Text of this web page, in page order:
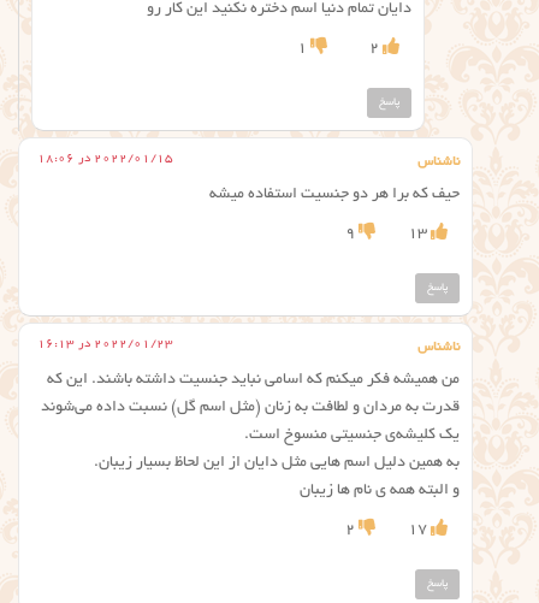
دایان تمام دنیا اسم دختره نکنید این کار رو
2
1
پاسخ
ناشناس 2022/01/15 در 18:06
حیف که برا هر دو جنسیت استفاده میشه
13
9
پاسخ
ناشناس 2022/01/23 در 16:13
من همیشه فکر میکنم که اسامی نباید جنسیت داشته باشند. این که
قدرت به مردان و لطافت به زنان (مثل اسم گل) نسبت داده می‌شوند
یک کلیشه‌ی جنسیتی منسوخ است.
به همین دلیل اسم هایی مثل دایان از این لحاظ بسیار زیبان.
و البته همه ی نام ها زیبان
17
2
پاسخ